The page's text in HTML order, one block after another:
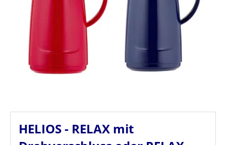
HELIOS - RELAX mit